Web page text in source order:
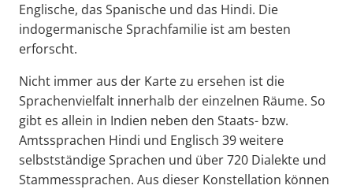
Englische, das Spanische und das Hindi. Die
indogermanische Sprachfamilie ist am besten
erforscht.
Nicht immer aus der Karte zu ersehen ist die
Sprachenvielfalt innerhalb der einzelnen Räume. So
gibt es allein in Indien neben den Staats- bzw.
Amtssprachen Hindi und Englisch 39 weitere
selbstständige Sprachen und über 720 Dialekte und
Stammessprachen. Aus dieser Konstellation können